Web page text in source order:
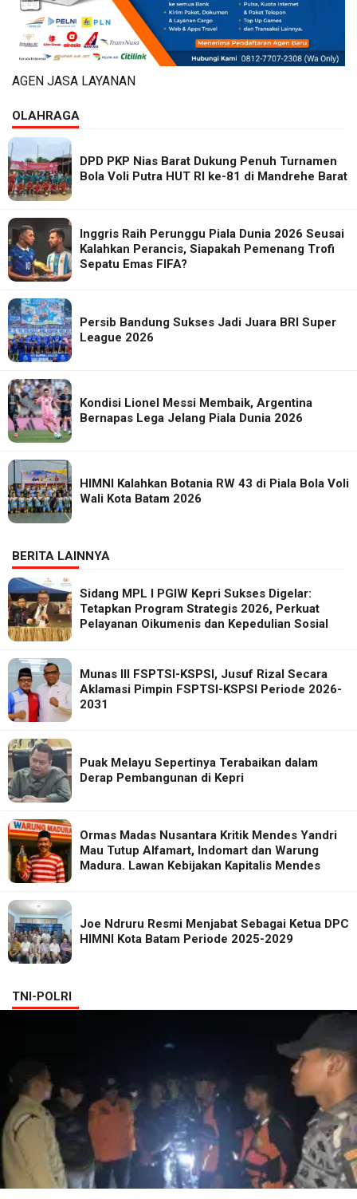
AGEN JASA LAYANAN
OLAHRAGA
DPD PKP Nias Barat Dukung Penuh Turnamen
Bola Voli Putra HUT RI ke-81 di Mandrehe Barat
Inggris Raih Perunggu Piala Dunia 2026 Seusai
Kalahkan Perancis, Siapakah Pemenang Trofi
Sepatu Emas FIFA?
Persib Bandung Sukses Jadi Juara BRI Super
League 2026
Kondisi Lionel Messi Membaik, Argentina
Bernapas Lega Jelang Piala Dunia 2026
HIMNI Kalahkan Botania RW 43 di Piala Bola Voli
Wali Kota Batam 2026
BERITA LAINNYA
Sidang MPL I PGIW Kepri Sukses Digelar:
Tetapkan Program Strategis 2026, Perkuat
Pelayanan Oikumenis dan Kepedulian Sosial
Munas III FSPTSI-KSPSI, Jusuf Rizal Secara
Aklamasi Pimpin FSPTSI-KSPSI Periode 2026-
2031
Puak Melayu Sepertinya Terabaikan dalam
Derap Pembangunan di Kepri
Ormas Madas Nusantara Kritik Mendes Yandri
Mau Tutup Alfamart, Indomart dan Warung
Madura. Lawan Kebijakan Kapitalis Mendes
Joe Ndruru Resmi Menjabat Sebagai Ketua DPC
HIMNI Kota Batam Periode 2025-2029
TNI-POLRI